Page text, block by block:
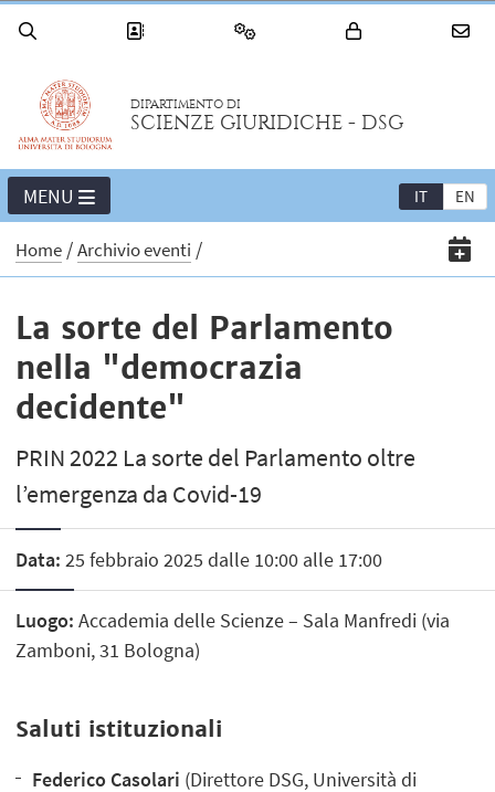
DIPARTIMENTO DI
SCIENZE GIURIDICHE - DSG
IT EN
MENU
Home Archivio eventi
La sorte del Parlamento
nella "democrazia
decidente"
PRIN 2022 La sorte del Parlamento oltre
l’emergenza da Covid-19
Data: 25 febbraio 2025 dalle 10:00 alle 17:00
Luogo: Accademia delle Scienze – Sala Manfredi (via
Zamboni, 31 Bologna)
Saluti istituzionali
Federico Casolari (Direttore DSG, Università di